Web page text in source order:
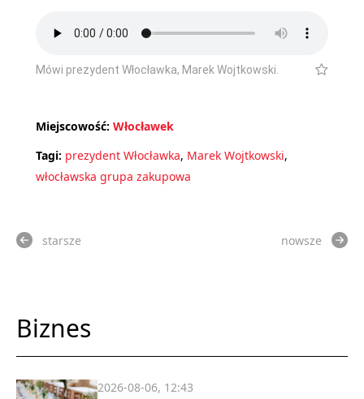
Mówi prezydent Włocławka, Marek Wojtkowski.
Miejscowość: Włocławek
Tagi: prezydent Włocławka, Marek Wojtkowski,
włocławska grupa zakupowa
starsze nowsze
Biznes
2026-08-06, 12:43